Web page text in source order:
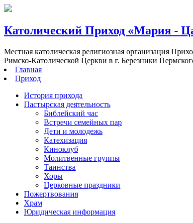
Католический Приход «Мария -
Местная католическая религиозная организация
Римско-Католической Церкви в г. Березники
Главная
Приход
История прихода
Пастырская деятельность
Библейский час
Встречи семейных пар
Дети и молодежь
Катехизация
Киноклуб
Молитвенные группы
Таинства
Хоры
Церковные праздники
Пожертвования
Храм
Юридическая информация